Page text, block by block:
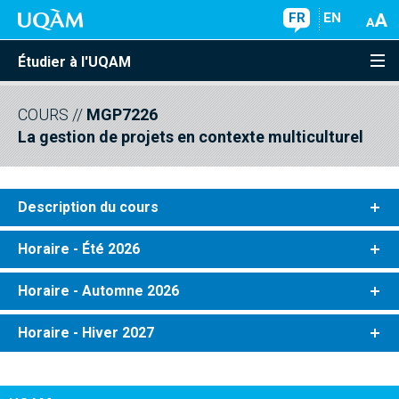
FR EN
Étudier à l'UQAM
COURS // MGP7226
La gestion de projets en contexte multiculturel
Description du cours
Horaire - Été 2026
Horaire - Automne 2026
Horaire - Hiver 2027